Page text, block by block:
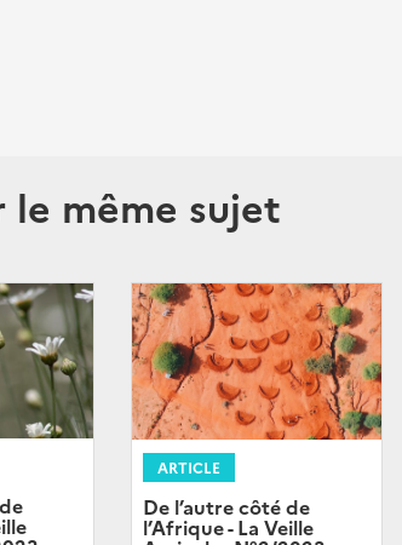
le même sujet
ARTICLE
De l’autre côté de
l’Afrique - La Veille